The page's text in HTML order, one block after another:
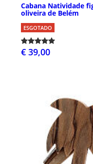
Cabana Natividade
oliveira de Belém
ESGOTADO
€ 39,00